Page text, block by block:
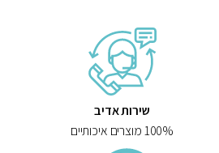
שירות אדיב
100% מוצרים איכותיים